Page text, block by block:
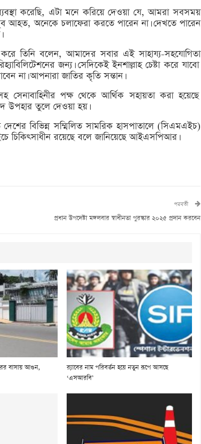
করেছি, এটা মনে করিয়ে দেওয়া যে, আমরা সবসময়
আহত, অনেকে চলাফেরা করতে পারেন না। দেখতে পারেন
তিনি বলেন, আমাদের সবার এই সাহায্য-সহযোগিতা
জন্য। সেদিকেই ইনশাল্লাহ চেষ্টা করে যাবো।
না। আপনারা জাতির কৃতি সন্তান।
পক্ষ থেকে আর্থিক সহায়তা করা হয়েছে।
উপহার তুলে দেওয়া হয়।
বিভিন্ন সম্মিলিত সামরিক হাসপাতালে (সিএমএইচ)
চিকিৎসাধীন রয়েছে বলে জানিয়েছে আইএসপিআর।
পরবর্তী
প্রধান উপদেষ্টা মঙ্গলবার স্বাধীনতা পুরস্কার ২০২৫ প্রদান করবেন
বাসায় আগুন,
র‌্যাবের নাম পরিবর্তন হয়ে নতুন রূপে আসছে
‘এসআরবি’